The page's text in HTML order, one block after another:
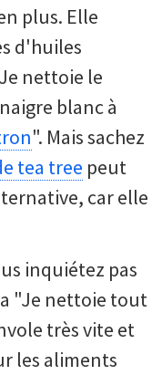
plus. Elle
d'huiles
nettoie le
blanc à
". Mais sachez
tea tree peut
car elle
inquiétez pas
"Je nettoie tout
très vite et
les aliments